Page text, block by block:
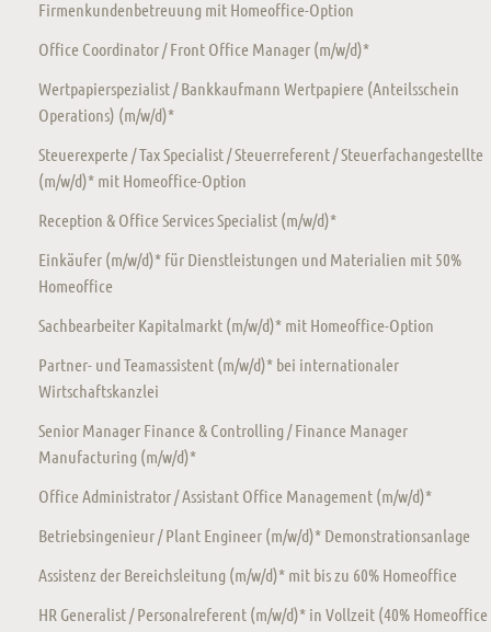
Firmenkundenbetreuung mit Homeoffice-Option
Office Coordinator / Front Office Manager (m/w/d)*
Wertpapierspezialist / Bankkaufmann Wertpapiere (Anteilsschein
Operations) (m/w/d)*
Steuerexperte / Tax Specialist / Steuerreferent / Steuerfachangestellte
(m/w/d)* mit Homeoffice-Option
Reception & Office Services Specialist (m/w/d)*
Einkäufer (m/w/d)* für Dienstleistungen und Materialien mit 50%
Homeoffice
Sachbearbeiter Kapitalmarkt (m/w/d)* mit Homeoffice-Option
Partner- und Teamassistent (m/w/d)* bei internationaler
Wirtschaftskanzlei
Senior Manager Finance & Controlling / Finance Manager
Manufacturing (m/w/d)*
Office Administrator / Assistant Office Management (m/w/d)*
Betriebsingenieur / Plant Engineer (m/w/d)* Demonstrationsanlage
Assistenz der Bereichsleitung (m/w/d)* mit bis zu 60% Homeoffice
HR Generalist / Personalreferent (m/w/d)* in Vollzeit (40% Homeoffice